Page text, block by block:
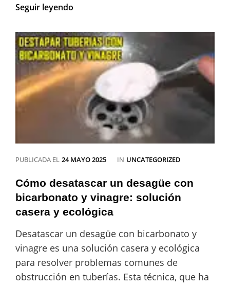
Seguir leyendo
a
presión:
La
solución
eficaz
para
problemas
obstrucción
PUBLICADA EL 24 MAYO 2025 IN CATEGORÍAS
UNCATEGORIZED
Cómo desatascar un desagüe con
bicarbonato y vinagre: solución
casera y ecológica
Desatascar un desagüe con bicarbonato y
vinagre es una solución casera y ecológica
para resolver problemas comunes de
obstrucción en tuberías. Esta técnica, que ha